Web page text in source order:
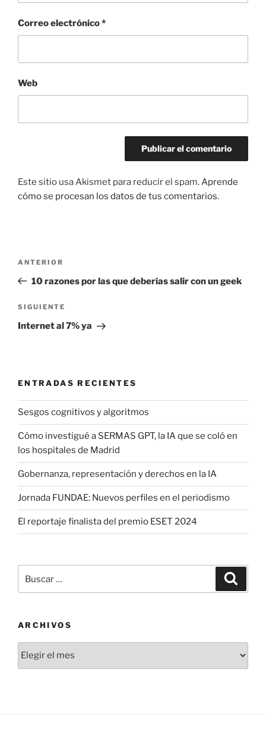
Correo electrónico*
Web
Este sitio usa Akismet para reducir el spam.Aprende
cómo se procesan los datos de tus comentarios.
entradas
Entrada
anterior:
ANTERIOR
10 razones por las que deberías salir con un geek
Siguiente
entrada
SIGUIENTE
Internet al 7% ya
ENTRADAS RECIENTES
Sesgos cognitivos y algoritmos
Cómo investigué a SERMAS GPT, la IA que se coló en
los hospitales de Madrid
Gobernanza, representación y derechos en la IA
Jornada FUNDAE: Nuevos perfiles en el periodismo
El reportaje finalista del premio ESET 2024
por:
ARCHIVOS